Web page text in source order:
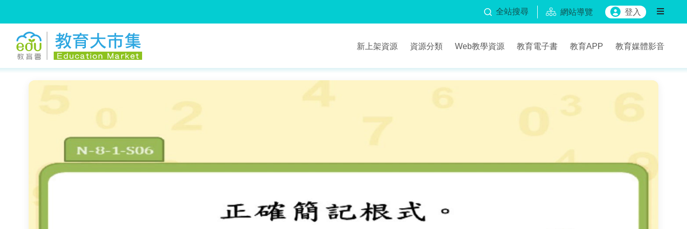
全站搜尋 網站導覽 登入
新上架資源 資源分類 Web教學資源 教育電子書 教育APP 教育媒體影音